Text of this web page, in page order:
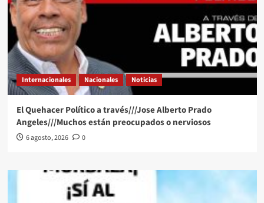
Internacionales Nacionales Noticias
El Quehacer Político a través///Jose Alberto Prado
Angeles///Muchos están preocupados o nerviosos
6 agosto, 2026 0